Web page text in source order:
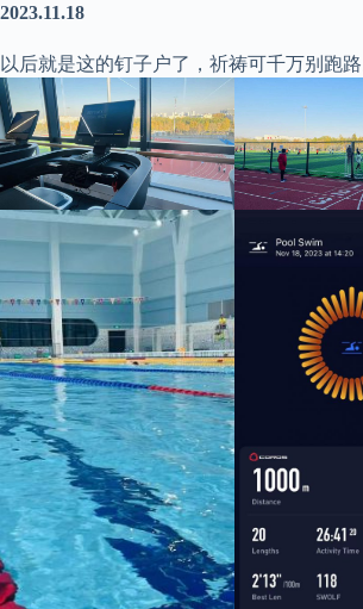
2023.11.18
以后就是这的钉子户了，祈祷可千万别跑